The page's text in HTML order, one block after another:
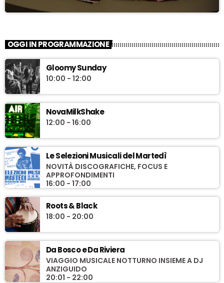
OGGI IN PROGRAMMAZIONE
Gloomy Sunday
10:00 - 12:00
NovaMilkShake
12:00 - 16:00
Le Selezioni Musicali del Martedì
NOVITÀ DISCOGRAFICHE, FOCUS E
APPROFONDIMENTI
16:00 - 17:00
Roots & Black
18:00 - 20:00
Da Bosco e Da Riviera
VIAGGIO MUSICALE NOTTURNO INSIEME A DJ
ANZIGUIDO
20:01 - 22:00